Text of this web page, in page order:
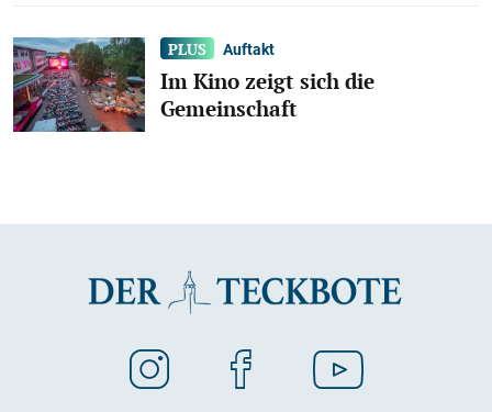
Auftakt
Im Kino zeigt sich die
Gemeinschaft